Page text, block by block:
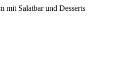
mit Salatbar und Desserts